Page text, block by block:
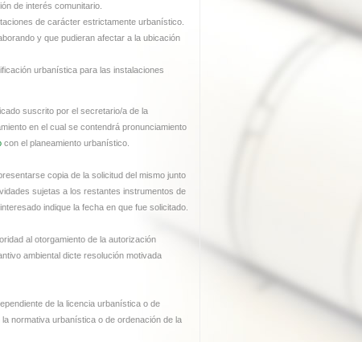
de interés comunitario.
de carácter estrictamente urbanístico.
y que pudieran afectar a la ubicación
urbanística para las instalaciones
suscrito por el secretario/a de la
en el cual se contendrá pronunciamiento
con el planeamiento urbanístico.
copia de la solicitud del mismo junto
sujetas a los restantes instrumentos de
indique la fecha en que fue solicitado.
al otorgamiento de la autorización
ambiental dicte resolución motivada
de la licencia urbanística o de
normativa urbanística o de ordenación de la